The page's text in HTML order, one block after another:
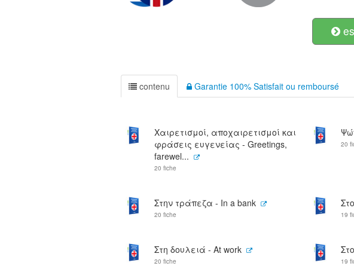
contenu Garantie 100% Satisfait ou remboursé
Χαιρετισμοί, αποχαιρετισμοί και
φράσεις ευγενείας - Greetings,
farewel...
20 fiche
20
Στην τράπεζα - In a bank
20 fiche 19
Στη δουλειά - At work
20 fiche 19